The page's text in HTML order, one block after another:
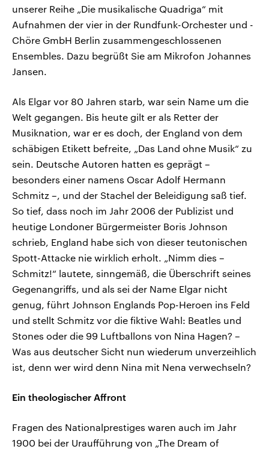
unserer Reihe „Die musikalische Quadriga“ mit
Aufnahmen der vier in der Rundfunk-Orchester und -
Chöre GmbH Berlin zusammengeschlossenen
Ensembles. Dazu begrüßt Sie am Mikrofon Johannes
Jansen.
Als Elgar vor 80 Jahren starb, war sein Name um die
Welt gegangen. Bis heute gilt er als Retter der
Musiknation, war er es doch, der England von dem
schäbigen Etikett befreite, „Das Land ohne Musik“ zu
sein. Deutsche Autoren hatten es geprägt –
besonders einer namens Oscar Adolf Hermann
Schmitz –, und der Stachel der Beleidigung saß tief.
So tief, dass noch im Jahr 2006 der Publizist und
heutige Londoner Bürgermeister Boris Johnson
schrieb, England habe sich von dieser teutonischen
Spott-Attacke nie wirklich erholt. „Nimm dies –
Schmitz!“ lautete, sinngemäß, die Überschrift seines
Gegenangriffs, und als sei der Name Elgar nicht
genug, führt Johnson Englands Pop-Heroen ins Feld
und stellt Schmitz vor die fiktive Wahl: Beatles und
Stones oder die 99 Luftballons von Nina Hagen? –
Was aus deutscher Sicht nun wiederum unverzeihlich
ist, denn wer wird denn Nina mit Nena verwechseln?
Ein theologischer Affront
Fragen des Nationalprestiges waren auch im Jahr
1900 bei der Uraufführung von „The Dream of